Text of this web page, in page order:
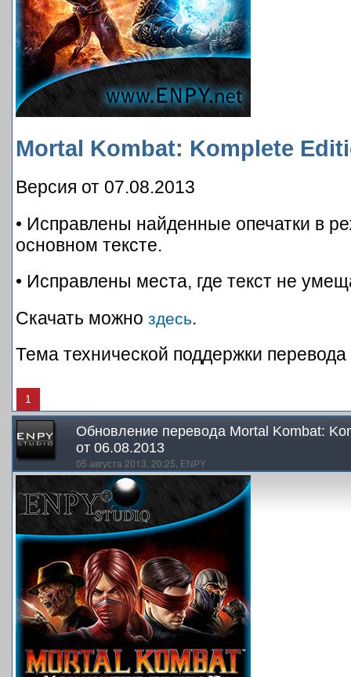
Mortal Kombat: Komplete
Версия от 07.08.2013
• Исправлены найденные опечатки в
основном тексте.
• Исправлены места, где текст не
Скачать можно здесь.
Тема технической поддержки
1
Обновление перевода Mortal Kombat:
от 06.08.2013
05 августа 2013, 20:25, ENPY